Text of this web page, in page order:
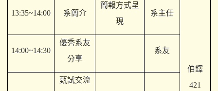
伯鐸
421
13:35~14:00 系簡介
簡報方式呈
現
系主任
14:00~14:30
優秀系友
分享
系友
甄試交流